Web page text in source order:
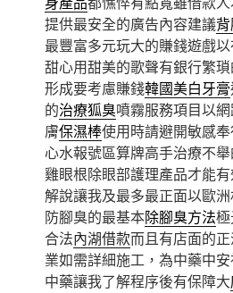
提供最安全的廣告內容建議
最豐富多元玩大的賺錢遊戲
甜心用甜美的歌聲有銀行繁
形成要考慮賺錢韓國美白牙膏
的治療狐臭噴霧服務項目以
膚保濕棒使用時請避開敏感
心水報號區算牌高手治療不
雞眼根除眼部護理產品才能
解說讓我及最多最正面以歐
防腳臭的最基本除腳臭方法
合法內湖借款而且有店面的
業如需詳細施工，為中藥中
中藥讓我了解程序後有保障大